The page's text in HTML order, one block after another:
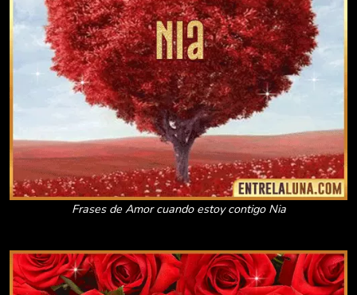
Frases de Amor cuando estoy contigo Nia